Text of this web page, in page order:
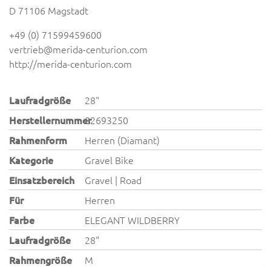
D 71106 Magstadt
+49 (0) 71599459600
vertrieb@merida-centurion.com
http://merida-centurion.com
Laufradgröße
28"
Herstellernummer82693250
Rahmenform
Herren (Diamant)
Kategorie
Gravel Bike
Einsatzbereich
Gravel | Road
Für
Herren
Farbe
ELEGANT WILDBERRY
Laufradgröße
28"
Rahmengröße
M